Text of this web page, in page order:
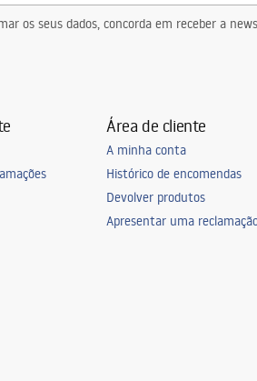
os seus dados, concorda em receber a
Área de cliente
A minha conta
Histórico de encomendas
Devolver produtos
Apresentar uma